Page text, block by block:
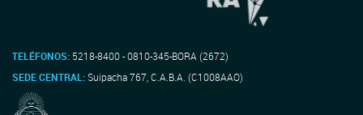
TELÉFONOS: 5218-8400 - 0810-345-BORA (2672)
SEDE CENTRAL:Suipacha 767, C.A.B.A. (C1008AAO)